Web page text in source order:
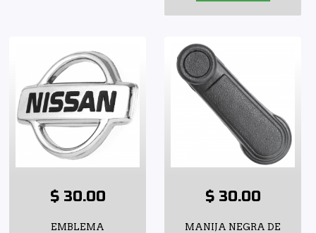
$ 30.00
EMBLEMA
$ 30.00
MANIJA NEGRA DE